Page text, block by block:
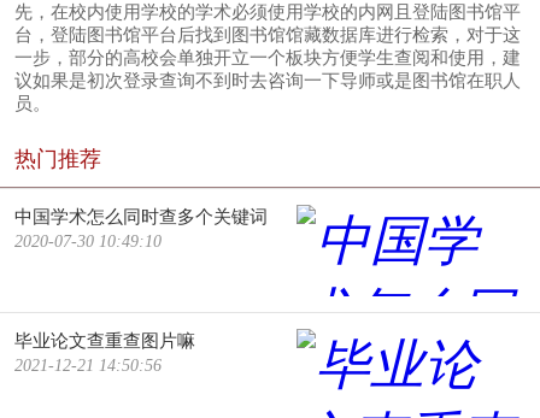
先，在校内使用学校的学术必须使用学校的内网且登陆图书馆平
台，登陆图书馆平台后找到图书馆馆藏数据库进行检索，对于这
一步，部分的高校会单独开立一个板块方便学生查阅和使用，建
议如果是初次登录查询不到时去咨询一下导师或是图书馆在职人
员。
热门推荐
中国学术怎么同时查多个关键词
2020-07-30 10:49:10
毕业论文查重查图片嘛
2021-12-21 14:50:56